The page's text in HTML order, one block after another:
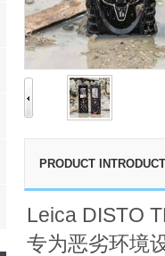
PRODUCT
Leica DISTO
专为恶劣环境